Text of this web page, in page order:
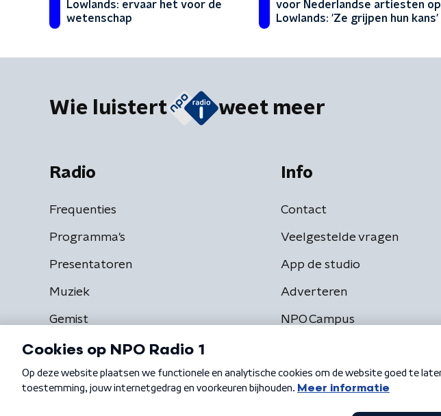
Lowlands: ervaar het voor de
wetenschap
voor Nederlandse artiesten op
Lowlands: 'Ze grijpen hun kans'
Wie luistert weet meer
Radio
Frequenties
Programma's
Presentatoren
Muziek
Gemist
Info
Contact
Veelgestelde vragen
App de studio
Adverteren
NPO Campus
Algemene voorwaarden Privacybeleid